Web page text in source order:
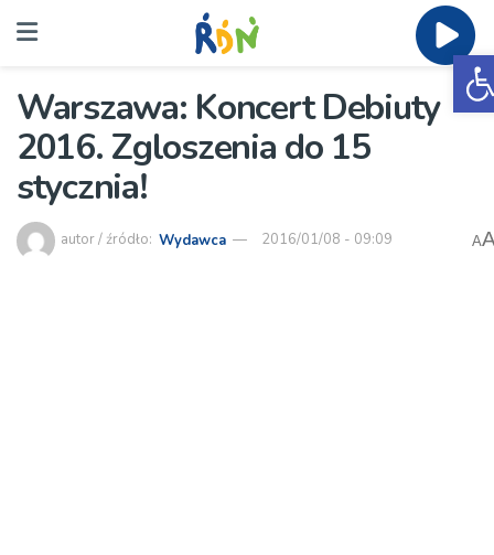
Warszawa: Koncert Debiuty
2016. Zgloszenia do 15
stycznia!
autor / źródło: Wydawca 2016/01/08 - 09:09 A